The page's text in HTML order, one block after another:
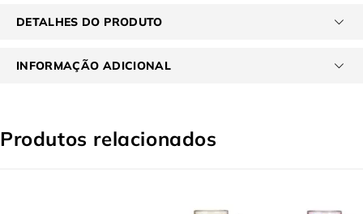
DETALHES DO PRODUTO
INFORMAÇÃO ADICIONAL
Produtos relacionados